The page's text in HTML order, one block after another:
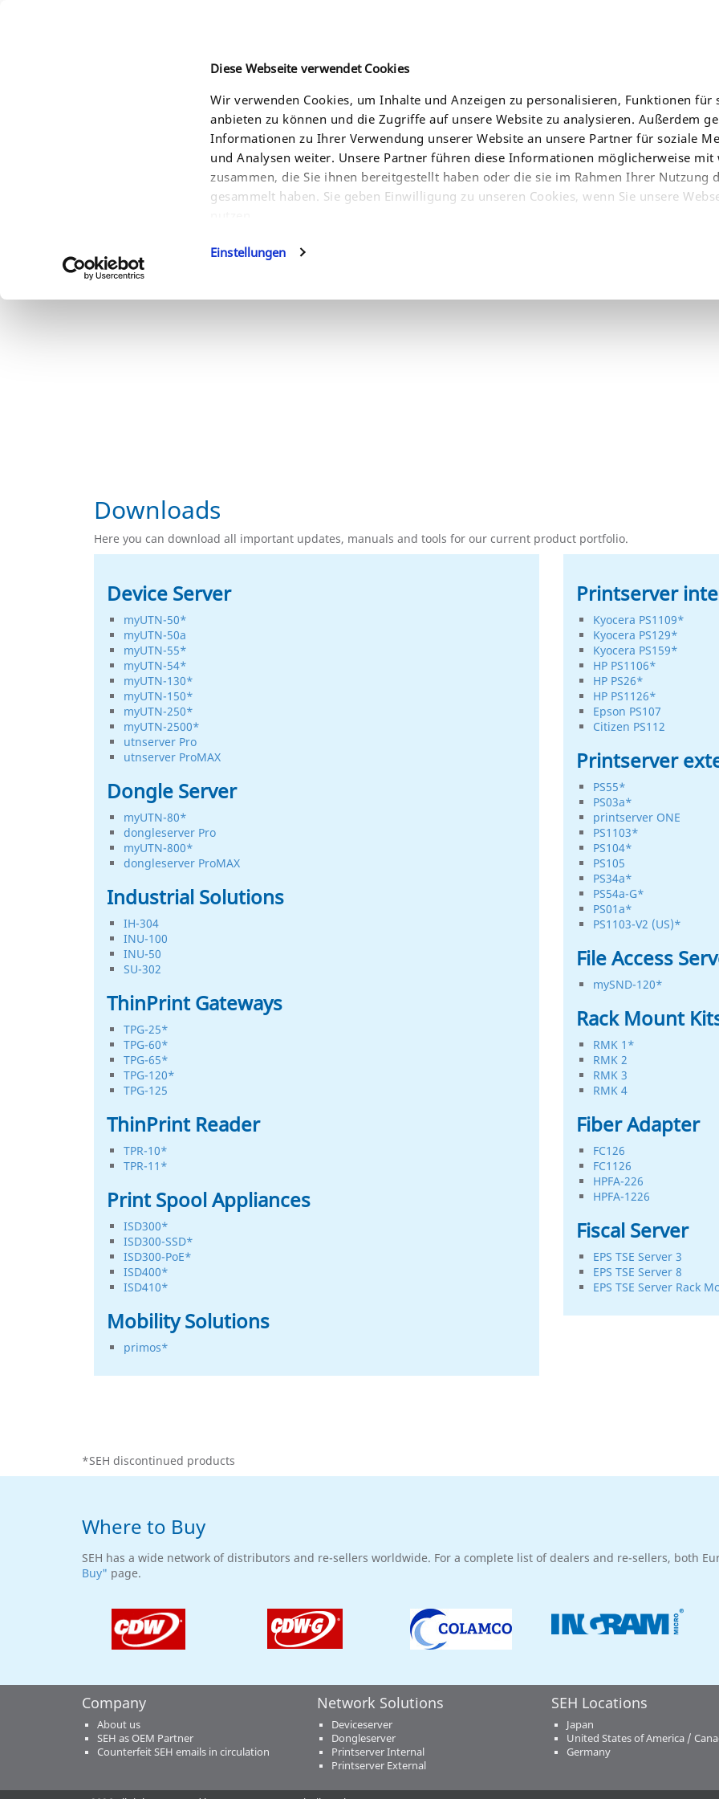
Diese Webseite verwendet Cookies
Wir verwenden Cookies, um Inhalte und Anzeigen zu personalisieren, Funktionen für
anbieten zu können und die Zugriffe auf unsere Website zu analysieren. Außerdem
Informationen zu Ihrer Verwendung unserer Website an unsere Partner für soziale
und Analysen weiter. Unsere Partner führen diese Informationen möglicherweise mit
zusammen, die Sie ihnen bereitgestellt haben oder die sie im Rahmen Ihrer Nutzung
gesammelt haben. Sie geben Einwilligung zu unseren Cookies, wenn Sie unsere
Einstellungen
SOLUTIONS SERVICES COMPANY WHERE TO BUY
Downloads
Here you can download all important updates, manuals and tools for our current product portfolio.
Device Server
myUTN-50*
myUTN-50a
myUTN-55*
myUTN-54*
myUTN-130*
myUTN-150*
myUTN-250*
myUTN-2500*
utnserver Pro
utnserver ProMAX
Dongle Server
myUTN-80*
dongleserver Pro
myUTN-800*
dongleserver ProMAX
Industrial Solutions
IH-304
INU-100
INU-50
SU-302
ThinPrint Gateways
TPG-25*
TPG-60*
TPG-65*
TPG-120*
TPG-125
ThinPrint Reader
TPR-10*
TPR-11*
Print Spool Appliances
ISD300*
ISD300-SSD*
ISD300-PoE*
ISD400*
ISD410*
Mobility Solutions
primos*
Printserver
Kyocera PS1109*
Kyocera PS129*
Kyocera PS159*
HP PS1106*
HP PS26*
HP PS1126*
Epson PS107
Citizen PS112
Printserver
PS55*
PS03a*
printserver ONE
PS1103*
PS104*
PS105
PS34a*
PS54a-G*
PS01a*
PS1103-V2 (US)*
File Access
mySND-120*
Rack Mount
RMK 1*
RMK 2
RMK 3
RMK 4
Fiber Adapter
FC126
FC1126
HPFA-226
HPFA-1226
Fiscal Server
EPS TSE Server 3
EPS TSE Server 8
EPS TSE Server Rack
*SEH discontinued products
Where to Buy
SEH has a wide network of distributors and re-sellers worldwide. For a complete list of dealers and re-sellers, both
Buy" page.
Company
About us
SEH as OEM Partner
Counterfeit SEH emails in circulation
Network Solutions
Deviceserver
Dongleserver
Printserver Internal
Printserver External
SEH Locations
Japan
United States of America /
Germany